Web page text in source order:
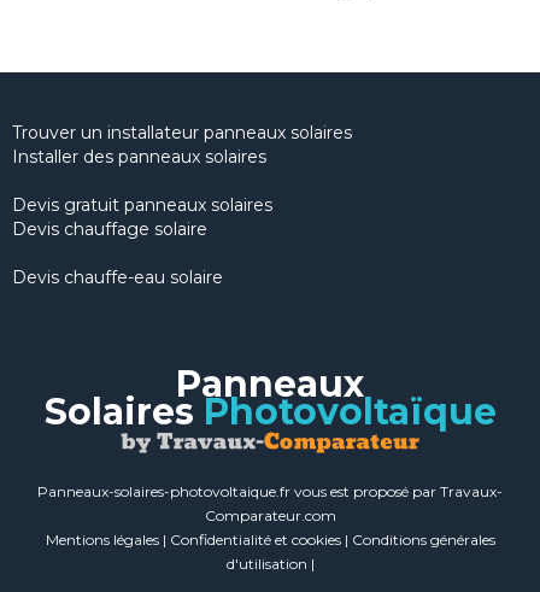
Trouver un installateur panneaux solaires
Installer des panneaux solaires
Devis gratuit panneaux solaires
Devis chauffage solaire
Devis chauffe-eau solaire
Panneaux
Solaires Photovoltaïque
Panneaux-solaires-photovoltaique.fr vous est proposé par Travaux-
Comparateur.com
Mentions légales| Confidentialité et cookies| Conditions générales
d'utilisation |